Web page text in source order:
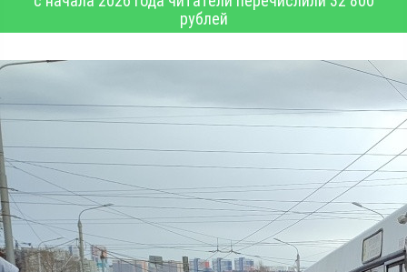
рублей
В Красноярске с 3
августа автобусы №85
и №99 будут ходить по
новым схемам